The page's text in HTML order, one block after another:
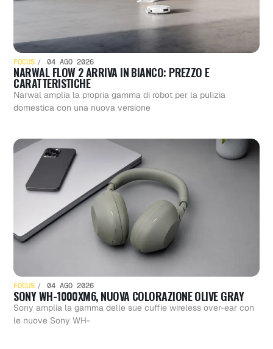
FOCUS 04 AGO 2026
NARWAL FLOW 2 ARRIVA IN BIANCO: PREZZO E
CARATTERISTICHE
Narwal amplia la propria gamma di robot per la pulizia
domestica con una nuova versione
FOCUS 04 AGO 2026
SONY WH-1000XM6, NUOVA COLORAZIONE OLIVE GRAY
Sony amplia la gamma delle sue cuffie wireless over-ear con
le nuove Sony WH-